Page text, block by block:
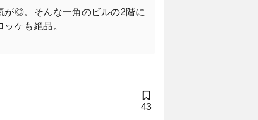
が◎。そんな一角のビルの2階に
ケも絶品。
43